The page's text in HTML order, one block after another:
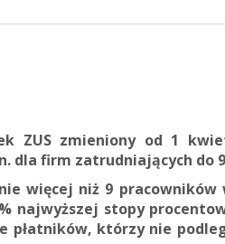
ZUS zmieniony od 1
dla firm zatrudniających do
więcej niż 9 pracowników
najwyższej stopy
płatników, którzy nie